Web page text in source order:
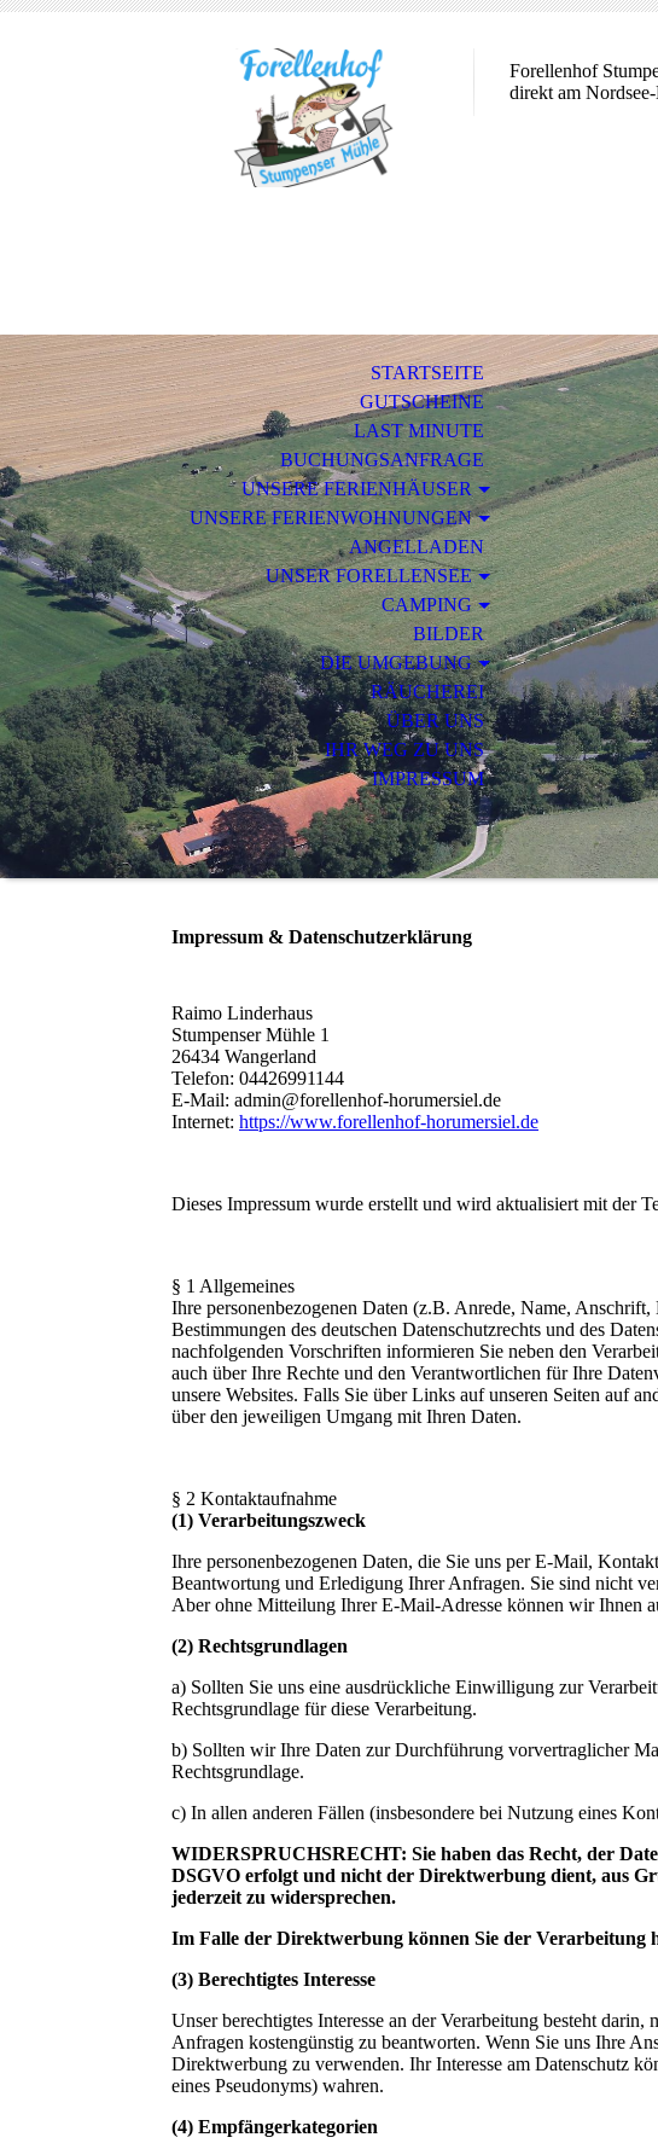
Forellenhof
direkt am
STARTSEITE
GUTSCHEINE
LAST MINUTE
BUCHUNGSANFRAGE
UNSERE FERIENHÄUSER
UNSERE FERIENWOHNUNGEN
ANGELLADEN
UNSER FORELLENSEE
CAMPING
BILDER
DIE UMGEBUNG
RÄUCHEREI
ÜBER UNS
IHR WEG ZU UNS
IMPRESSUM
Impressum & Datenschutzerklärung
Raimo Linderhaus
Stumpenser Mühle 1
26434 Wangerland
Telefon: 04426991144
E-Mail: admin@forellenhof-horumersiel.de
Internet: https://www.forellenhof-horumersiel.de
Dieses Impressum wurde erstellt und wird aktualisiert mit der
§ 1 Allgemeines
Ihre personenbezogenen Daten (z.B. Anrede, Name,
Bestimmungen des deutschen Datenschutzrechts und des
nachfolgenden Vorschriften informieren Sie neben den
auch über Ihre Rechte und den Verantwortlichen für Ihre
unsere Websites. Falls Sie über Links auf unseren Seiten auf
über den jeweiligen Umgang mit Ihren Daten.
§ 2 Kontaktaufnahme
(1) Verarbeitungszweck
Ihre personenbezogenen Daten, die Sie uns per E-Mail,
Beantwortung und Erledigung Ihrer Anfragen. Sie sind nicht
Aber ohne Mitteilung Ihrer E-Mail-Adresse können wir Ihnen
(2) Rechtsgrundlagen
a) Sollten Sie uns eine ausdrückliche Einwilligung zur
Rechtsgrundlage für diese Verarbeitung.
b) Sollten wir Ihre Daten zur Durchführung vorvertraglicher
Rechtsgrundlage.
c) In allen anderen Fällen (insbesondere bei Nutzung eines
WIDERSPRUCHSRECHT: Sie haben das Recht, der
DSGVO erfolgt und nicht der Direktwerbung dient, aus
jederzeit zu widersprechen.
Im Falle der Direktwerbung können Sie der Verarbeitung
(3) Berechtigtes Interesse
Unser berechtigtes Interesse an der Verarbeitung besteht
Anfragen kostengünstig zu beantworten. Wenn Sie uns Ihre
Direktwerbung zu verwenden. Ihr Interesse am Datenschutz
eines Pseudonyms) wahren.
(4) Empfängerkategorien